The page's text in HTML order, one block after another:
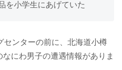
を小学生にあげていた
センターの前に、北海道小樽
にわ男子の遭遇情報がありま